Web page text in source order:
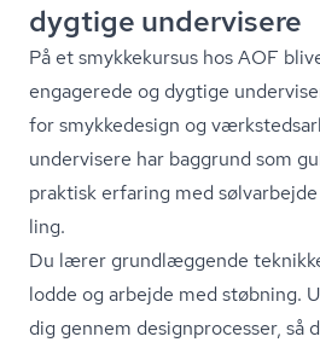
dygtige undervisere
På et smykkekursus hos AOF
engagerede og dygtige
for smykkedesign og
undervisere har baggrund som
praktisk erfaring med
ling.
Du lærer grundlæggende
lodde og arbejde med støbning.
dig gennem de­sign­pro­ces­ser, så